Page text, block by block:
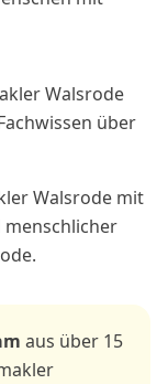
Walsrode
über
Walsrode mit
aus über 15